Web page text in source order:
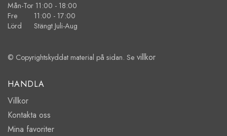
Mån-Tor 11:00 - 18:00
Fre 11:00 - 17:00
Lörd Stängt Juli-Aug
© Copyrightskyddat material på sidan. Se villkor
HANDLA
Villkor
Kontakta oss
Mina favoriter